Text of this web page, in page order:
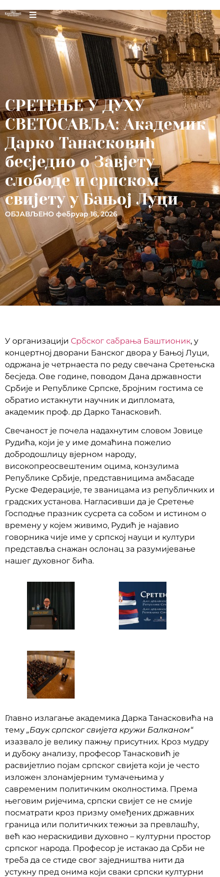
СРЕТЕЊЕ У ДУХУ
СВЕТОСАВЉА: Академик
Дарко Танасковић
бесједио о Завјету
слободе и српском
свијету у Бањој Луци
ОБЈАВЉЕНО фебруар 16, 2026
У организацији Србског сабрања Баштионик, у
концертној дворани Банског двора у Бањој Луци,
одржана је четрнаеста по реду свечана Сретењска
бесједа. Ове године, поводом Дана државности
Србије и Републике Српске, бројним гостима се
обратио истакнути научник и дипломата,
академик проф. др Дарко Танасковић.
Свечаност је почела надахнутим словом Јовице
Рудића, који је у име домаћина пожелио
добродошлицу вјерном народу,
високопреосвештеним оцима, конзулима
Републике Србије, представницима амбасаде
Руске Федерације, те званицама из републичких и
градских установа. Нагласивши да је Сретење
Господње празник сусрета са собом и истином о
времену у којем живимо, Рудић је најавио
говорника чије име у српској науци и култури
представља снажан ослонац за разумијевање
нашег духовног бића.
Главно излагање академика Дарка Танасковића на
тему „Баук српског свијета кружи Балканом“
изазвало је велику пажњу присутних. Кроз мудру
и дубоку анализу, професор Танасковић је
расвијетлио појам српског свијета који је често
изложен злонамјерним тумачењима у
савременим политичким околностима. Према
његовим ријечима, српски свијет се не смије
посматрати кроз призму омеђених државних
граница или политичких тежњи за превлашћу,
већ као нераскидиви духовно – културни простор
српског народа. Професор је истакао да Срби не
треба да се стиде свог заједништва нити да
устукну пред онима који сваки српски културни